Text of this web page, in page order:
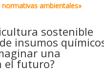
ambientales»
sostenible
insumos
una
el futuro?